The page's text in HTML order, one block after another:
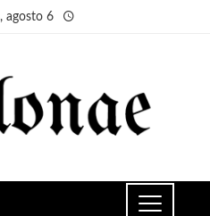
agosto 6